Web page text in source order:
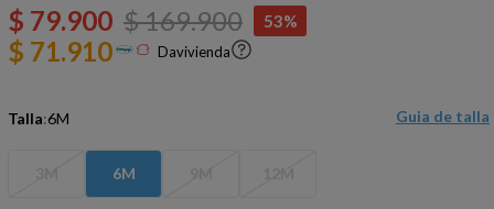
$ 79.900 $169.900 53%
$ 71.910 Davivienda
Talla:6M Guia de talla
6M